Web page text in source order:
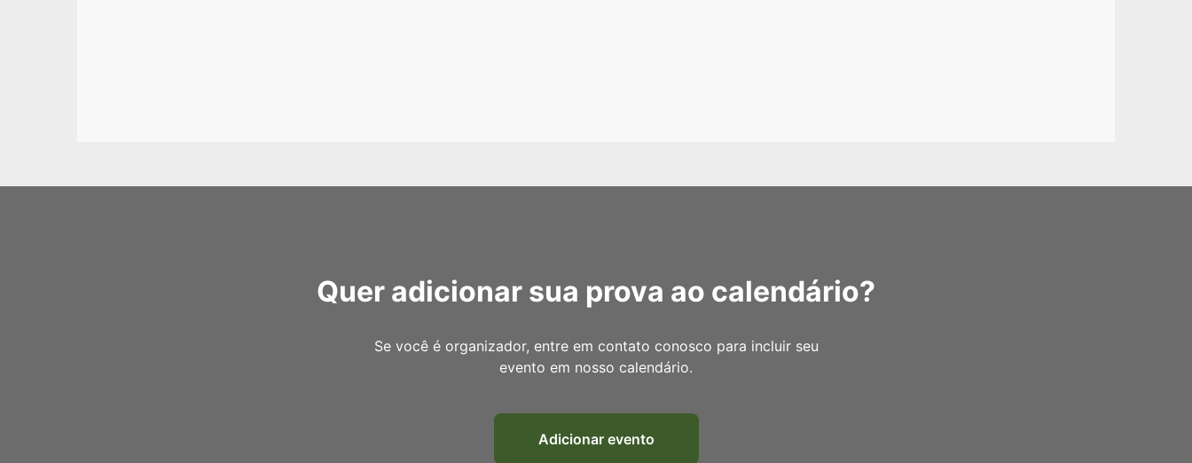
Quer adicionar sua prova ao calendário?
Se você é organizador, entre em contato conosco para incluir seu
evento em nosso calendário.
Adicionar evento